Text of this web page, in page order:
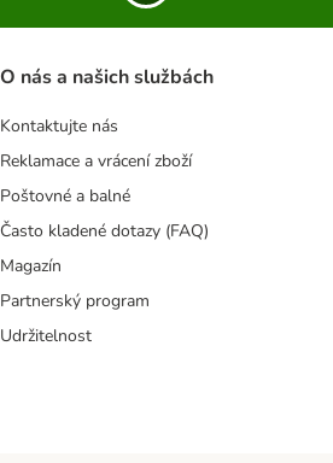
O nás a našich službách
Kontaktujte nás
Reklamace a vrácení zboží
Poštovné a balné
Často kladené dotazy (FAQ)
Magazín
Partnerský program
Udržitelnost